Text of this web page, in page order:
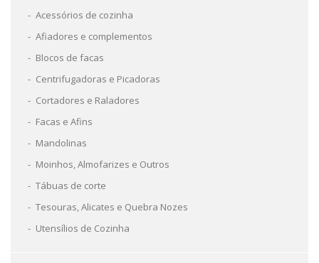
Acessórios de cozinha
Afiadores e complementos
Blocos de facas
Centrifugadoras e Picadoras
Cortadores e Raladores
Facas e Afins
Mandolinas
Moinhos, Almofarizes e Outros
Tábuas de corte
Tesouras, Alicates e Quebra Nozes
Utensílios de Cozinha